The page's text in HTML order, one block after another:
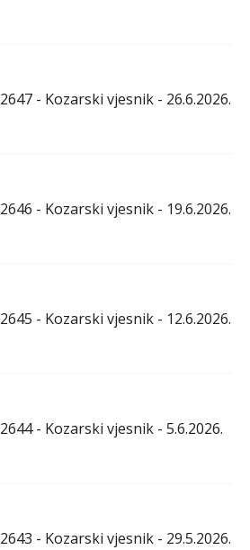
2647 - Kozarski vjesnik - 26.6.2026.
2646 - Kozarski vjesnik - 19.6.2026.
2645 - Kozarski vjesnik - 12.6.2026.
2644 - Kozarski vjesnik - 5.6.2026.
2643 - Kozarski vjesnik - 29.5.2026.